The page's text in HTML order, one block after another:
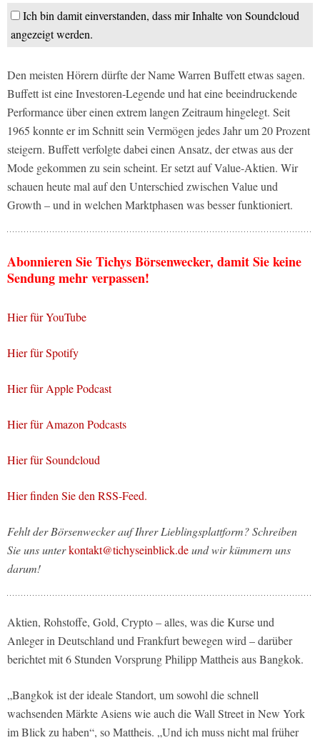
Ich bin damit einverstanden, dass mir Inhalte von Soundcloud
angezeigt werden.
Den meisten Hörern dürfte der Name Warren Buffett etwas sagen.
Buffett ist eine Investoren-Legende und hat eine beeindruckende
Performance über einen extrem langen Zeitraum hingelegt. Seit
1965 konnte er im Schnitt sein Vermögen jedes Jahr um 20 Prozent
steigern. Buffett verfolgte dabei einen Ansatz, der etwas aus der
Mode gekommen zu sein scheint. Er setzt auf Value-Aktien. Wir
schauen heute mal auf den Unterschied zwischen Value und
Growth – und in welchen Marktphasen was besser funktioniert.
Abonnieren Sie Tichys Börsenwecker, damit Sie keine
Sendung mehr verpassen!
Hier für YouTube
Hier für Spotify
Hier für Apple Podcast
Hier für Amazon Podcasts
Hier für Soundcloud
Hier finden Sie den RSS-Feed.
Fehlt der Börsenwecker auf Ihrer Lieblingsplattform? Schreiben
Sie uns unterkontakt@tichyseinblick.deund wir kümmern uns
darum!
Aktien, Rohstoffe, Gold, Crypto – alles, was die Kurse und
Anleger in Deutschland und Frankfurt bewegen wird – darüber
berichtet mit 6 Stunden Vorsprung Philipp Mattheis aus Bangkok.
„Bangkok ist der ideale Standort, um sowohl die schnell
wachsenden Märkte Asiens wie auch die Wall Street in New York
im Blick zu haben“, so Mattheis. „Und ich muss nicht mal früher